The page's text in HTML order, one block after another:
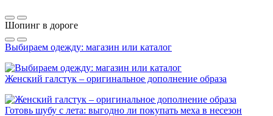
Шопинг в дороге
Выбираем одежду: магазин или каталог
Женский галстук – оригинальное дополнение образа
Готовь шубу с лета: выгодно ли покупать меха в несезон